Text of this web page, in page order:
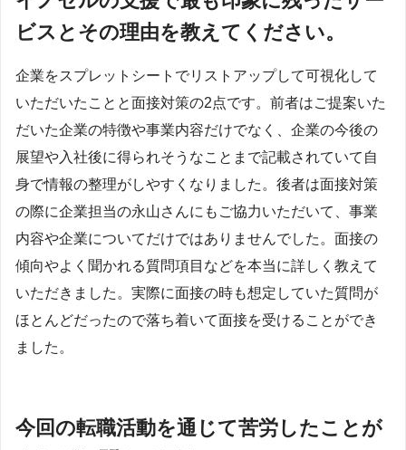
ビスとその理由を教えてください。
企業をスプレットシートでリストアップして可視化して
いただいたことと面接対策の2点です。前者はご提案いた
だいた企業の特徴や事業内容だけでなく、企業の今後の
展望や入社後に得られそうなことまで記載されていて自
身で情報の整理がしやすくなりました。後者は面接対策
の際に企業担当の永山さんにもご協力いただいて、事業
内容や企業についてだけではありませんでした。面接の
傾向やよく聞かれる質問項目などを本当に詳しく教えて
いただきました。実際に面接の時も想定していた質問が
ほとんどだったので落ち着いて面接を受けることができ
ました。
今回の転職活動を通じて苦労したことが